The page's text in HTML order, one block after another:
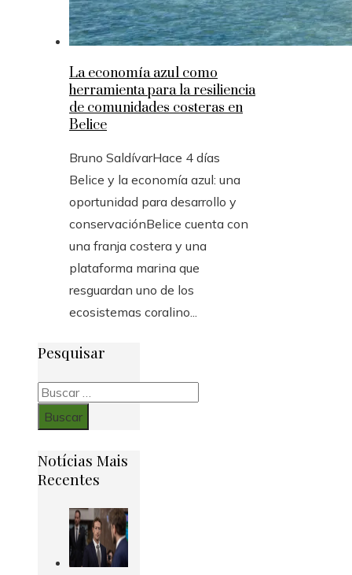
La economía azul como
herramienta para la resiliencia
de comunidades costeras en
Belice
Bruno SaldívarHace 4 días
Belice y la economía azul: una
oportunidad para desarrollo y
conservaciónBelice cuenta con
una franja costera y una
plataforma marina que
resguardan uno de los
ecosistemas coralino...
Pesquisar
Buscar:
Notícias Mais
Recentes